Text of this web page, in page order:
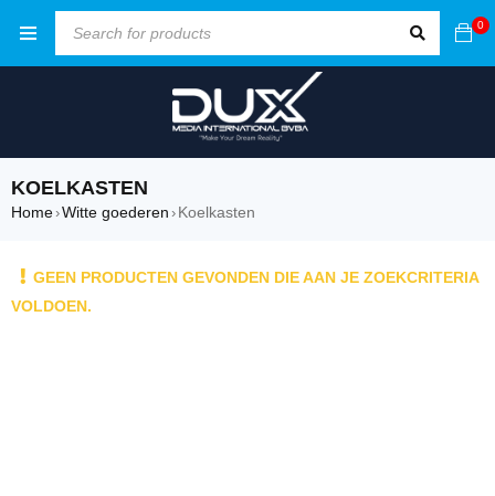
0
KOELKASTEN
Home›Witte goederen › Koelkasten
GEEN PRODUCTEN GEVONDEN DIE AAN JE ZOEKCRITERIA
VOLDOEN.